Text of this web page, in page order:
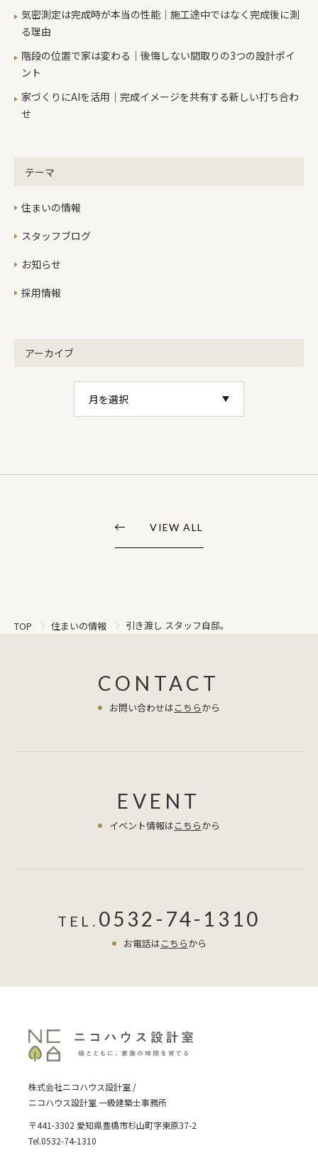
気密測定は完成時が本当の性能｜施工途中ではなく完成後に測
る理由
階段の位置で家は変わる｜後悔しない間取りの3つの設計ポイ
ント
家づくりにAIを活用｜完成イメージを共有する新しい打ち合わ
せ
テーマ
住まいの情報
スタッフブログ
お知らせ
採用情報
アーカイブ
VIEW ALL
TOP 住まいの情報 引き渡し スタッフ自邸。
CONTACT
お問い合わせはこちらから
EVENT
イベント情報はこちらから
TEL. 0532-74-1310
お電話はこちらから
株式会社ニコハウス設計室 /
ニコハウス設計室 一級建築士事務所
〒441-3302 愛知県豊橋市杉山町字東原37-2
Tel.0532-74-1310